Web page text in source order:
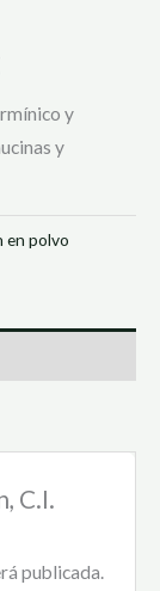
y
y
en polvo
C.I.
publicada.